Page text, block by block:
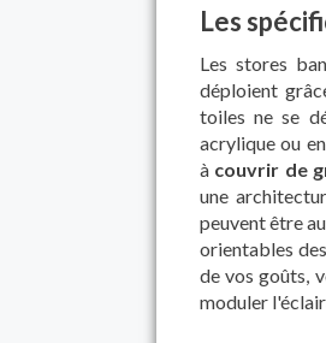
Les
Les stores
déploient
toiles ne se
acrylique ou
à couvrir de
une
peuvent être
orientables
de vos goûts,
moduler